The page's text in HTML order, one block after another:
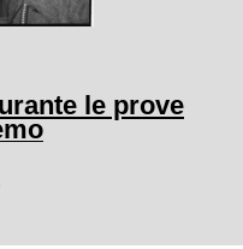
le prove